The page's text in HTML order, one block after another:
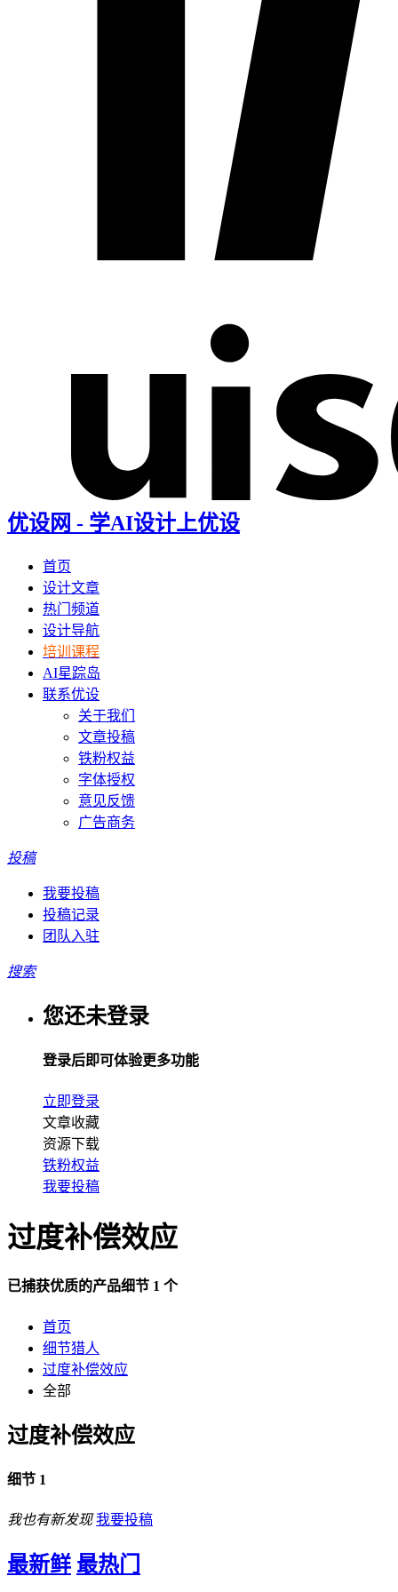
优设网 - 学AI设计上优设
首页
设计文章
热门频道
设计导航
培训课程
AI星踪岛
联系优设
关于我们
文章投稿
铁粉权益
字体授权
意见反馈
广告商务
投稿
我要投稿
投稿记录
团队入驻
搜索
您还未登录
登录后即可体验更多功能
立即登录
文章收藏
资源下载
铁粉权益
我要投稿
过度补偿效应
已捕获优质的产品细节 1 个
首页
细节猎人
过度补偿效应
全部
过度补偿效应
细节 1
我也有新发现 我要投稿
最新鲜 最热门